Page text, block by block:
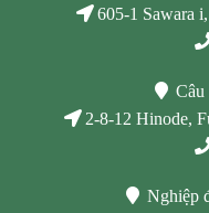
605-1 Sawara
2-8-12 Hinode,
Nghiệp